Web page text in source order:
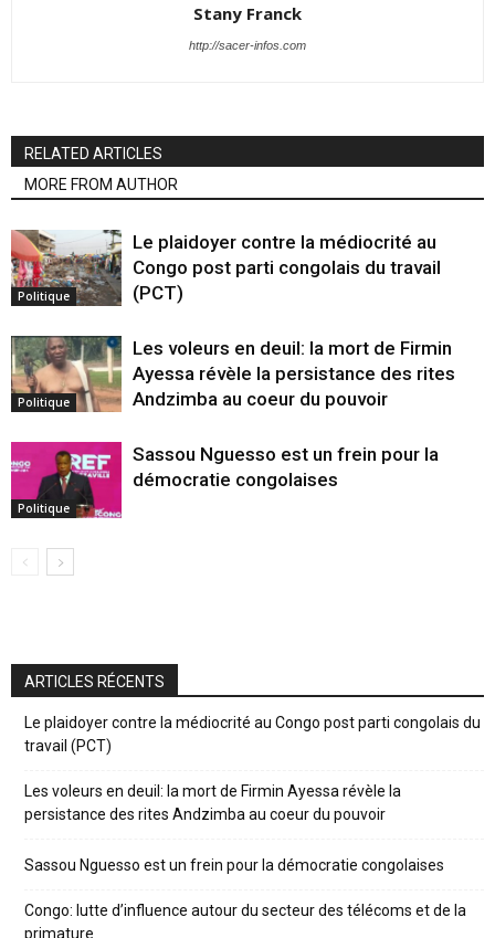
Stany Franck
http://sacer-infos.com
RELATED ARTICLES
MORE FROM AUTHOR
Politique
Le plaidoyer contre la médiocrité au
Congo post parti congolais du travail
(PCT)
Politique
Les voleurs en deuil: la mort de Firmin
Ayessa révèle la persistance des rites
Andzimba au coeur du pouvoir
Politique
Sassou Nguesso est un frein pour la
démocratie congolaises
ARTICLES RÉCENTS
Le plaidoyer contre la médiocrité au Congo post parti congolais du
travail (PCT)
Les voleurs en deuil: la mort de Firmin Ayessa révèle la
persistance des rites Andzimba au coeur du pouvoir
Sassou Nguesso est un frein pour la démocratie congolaises
Congo: lutte d’influence autour du secteur des télécoms et de la
primature